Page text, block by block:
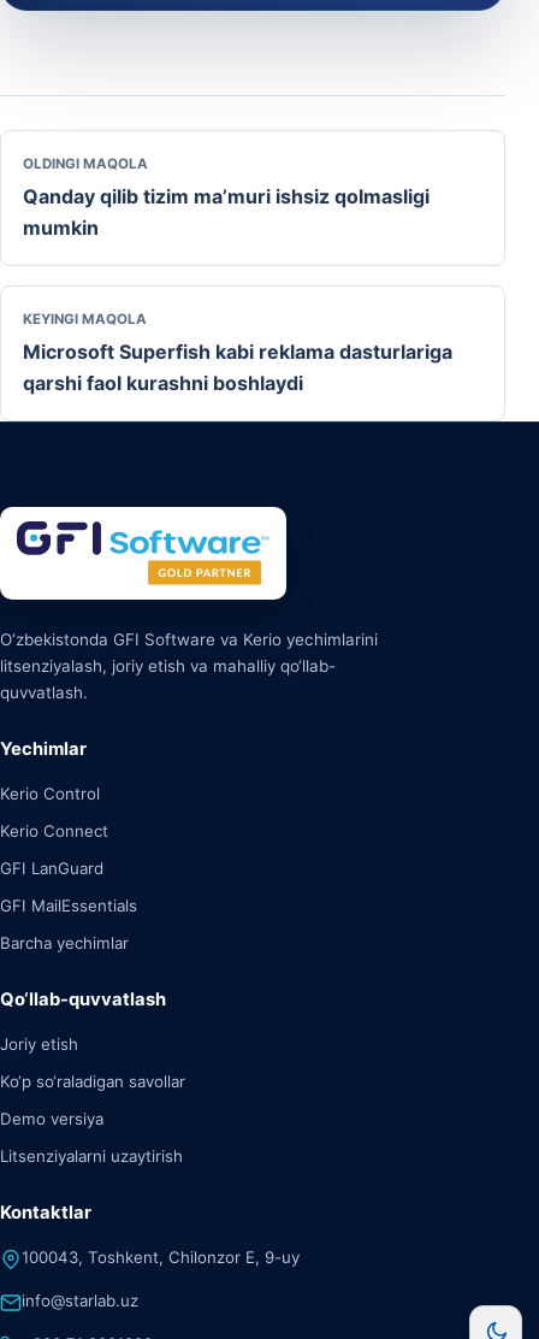
OLDINGI MAQOLA
Qanday qilib tizim ma’muri ishsiz qolmasligi
mumkin
KEYINGI MAQOLA
Microsoft Superfish kabi reklama dasturlariga
qarshi faol kurashni boshlaydi
O‘zbekistonda GFI Software va Kerio yechimlarini
litsenziyalash, joriy etish va mahalliy qo‘llab-
quvvatlash.
Yechimlar
Kerio Control
Kerio Connect
GFI LanGuard
GFI MailEssentials
Barcha yechimlar
Qo‘llab-quvvatlash
Joriy etish
Ko‘p so‘raladigan savollar
Demo versiya
Litsenziyalarni uzaytirish
Kontaktlar
100043, Toshkent, Chilonzor E, 9-uy
info@starlab.uz